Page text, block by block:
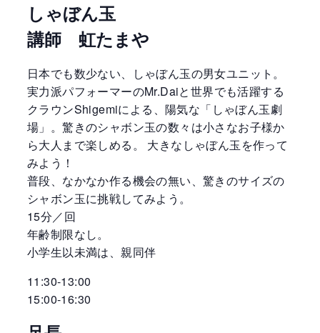
しゃぼん玉
講師 虹たまや
日本でも数少ない、しゃぼん玉の男女ユニット。
実力派パフォーマーのMr.Daiと世界でも活躍する
クラウンShigemiによる、陽気な「しゃぼん玉劇
場」。驚きのシャボン玉の数々は小さなお子様か
ら大人まで楽しめる。 大きなしゃぼん玉を作って
みよう！
普段、なかなか作る機会の無い、驚きのサイズの
シャボン玉に挑戦してみよう。
15分／回
年齢制限なし。
小学生以未満は、親同伴
11:30-13:00
15:00-16:30